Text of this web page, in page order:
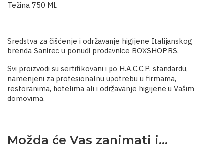
Težina 750 ML
Sredstva za čišćenje i održavanje higijene Italijanskog
brenda Sanitec u ponudi prodavnice BOXSHOP.RS.
Svi proizvodi su sertifikovani i po H.A.C.C.P. standardu,
namenjeni za profesionalnu upotrebu u firmama,
restoranima, hotelima ali i održavanje higijene u Vašim
domovima.
Možda će Vas zanimati i...